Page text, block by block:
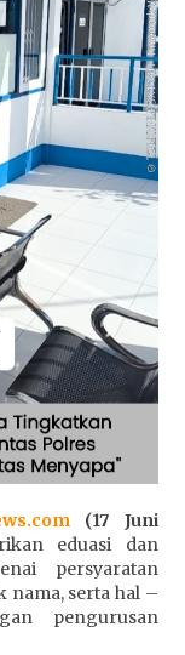
(17 Juni
eduasi dan
persyaratan
nama, serta hal –
pengurusan